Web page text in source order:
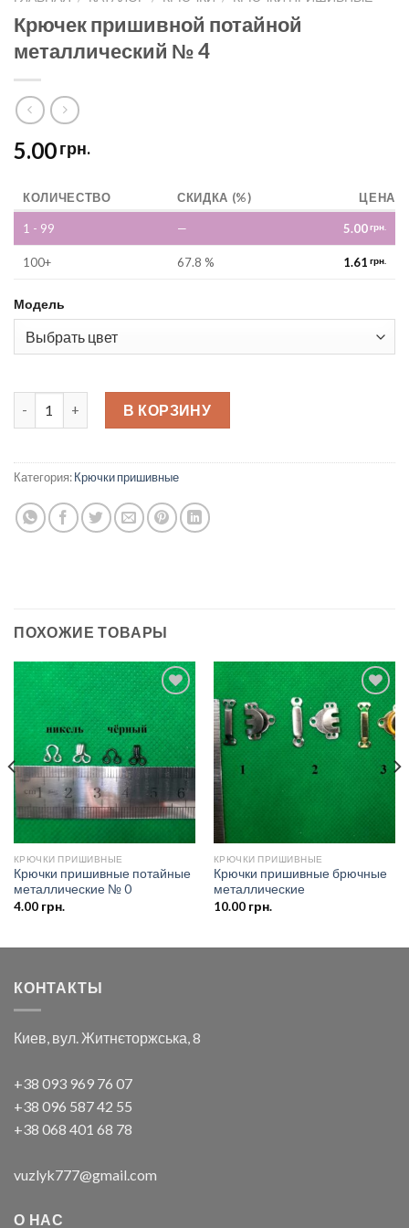
Крючек пришивной потайной
металлический № 4
5.00грн.
КОЛИЧЕСТВО СКИДКА (%) ЦЕНА
1 - 99 — 5.00грн.
100+ 67.8 % 1.61 грн.
Модель
Крючек пришивной потайной металлический № 4 quantity
В КОРЗИНУ
Категория:Крючки пришивные
ПОХОЖИЕ ТОВАРЫ
Добавить
в список
желаний
КРЮЧКИ ПРИШИВНЫЕ
Крючки пришивные потайные
металлические № 0
4.00грн.
Добавить
в список
желаний
КРЮЧКИ ПРИШИВНЫЕ
Крючки пришивные брючные
металлические
10.00грн.
КОНТАКТЫ
Киев, вул. Житнєторжська, 8
+38 093 969 76 07
+38 096 587 42 55
+38 068 401 68 78
vuzlyk777@gmail.com
О НАС